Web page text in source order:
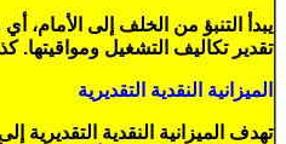
يبدأ التنبؤ من الخلف إلى الأمام،
تقدير تكاليف التشغيل ومواقيتها.
الميزانية النقدية التقديرية
تهدف الميزانية النقدية